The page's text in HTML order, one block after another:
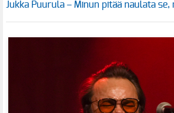
Jukka Puurula – Minun pitää naulata